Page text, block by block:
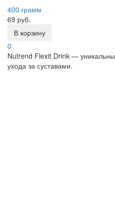
400 грамм
69 руб.
В корзину
0
Nutrend Flexit Drink —
ухода за суставами.